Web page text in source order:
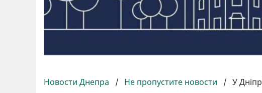
Новости Днепра / Не пропустите новости / У